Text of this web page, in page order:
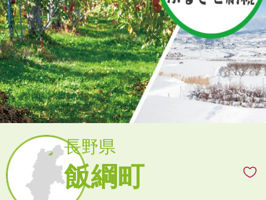
長野県
飯綱町